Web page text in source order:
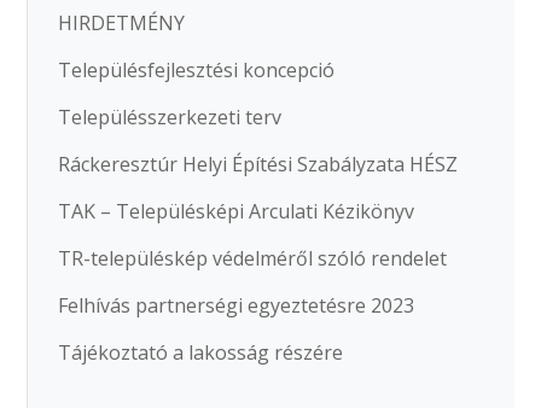
HIRDETMÉNY
Településfejlesztési koncepció
Településszerkezeti terv
Ráckeresztúr Helyi Építési Szabályzata HÉSZ
TAK – Településképi Arculati Kézikönyv
TR-településkép védelméről szóló rendelet
Felhívás partnerségi egyeztetésre 2023
Tájékoztató a lakosság részére